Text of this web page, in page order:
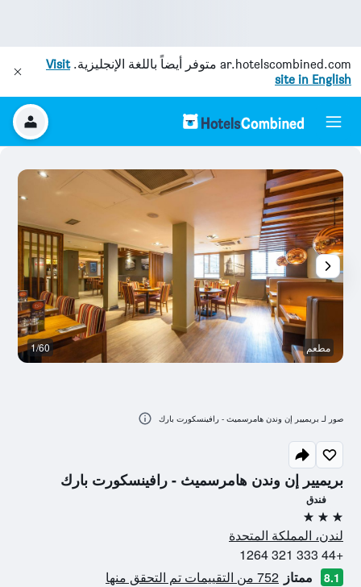
ar.hotelscombined.com متوفر أيضاً باللغة الإنجليزية.Visit
site in English
بريميير إن وندن هامرسميث - رافينسكورت بارك
فندق
3 نجوم
لندن، المملكة المتحدة
+44 333 321 1264
8.1 ممتاز 752 من التقييمات تم التحقق منها
مطعم 1/60
صور لـ بريميير إن وندن هامرسميث - رافينسكورت بارك